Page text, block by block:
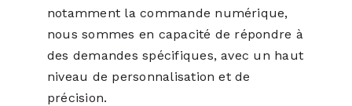
notamment la commande numérique,
nous sommes en capacité de répondre à
des demandes spécifiques, avec un haut
niveau de personnalisation et de
précision.